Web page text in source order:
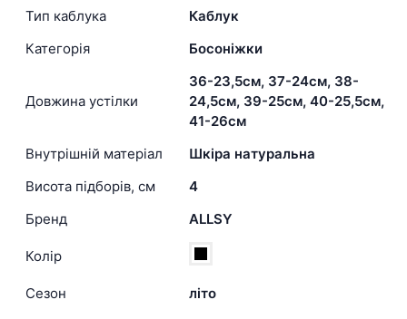
Тип каблука
Каблук
Категорія
Босоніжки
Довжина устілки
36-23,5см, 37-24см, 38-
24,5см, 39-25см, 40-25,5см,
41-26см
Внутрішній матеріал
Шкіра натуральна
Висота підборів, см
4
Бренд
ALLSY
Колір
Сезон літо